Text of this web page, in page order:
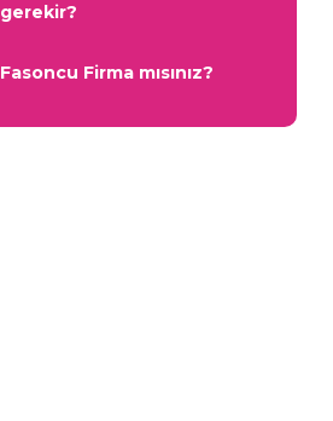
gerekir?
Fasoncu Firma mısınız?